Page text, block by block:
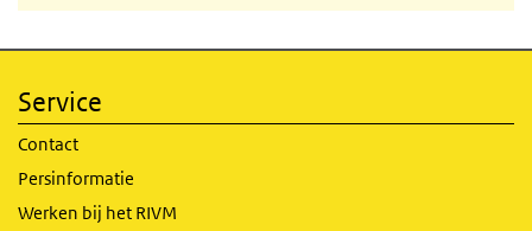
Service
Contact
Persinformatie
Werken bij het RIVM